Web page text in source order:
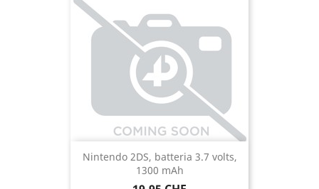
Nintendo 2DS, batteria 3.7 volts,
1300 mAh